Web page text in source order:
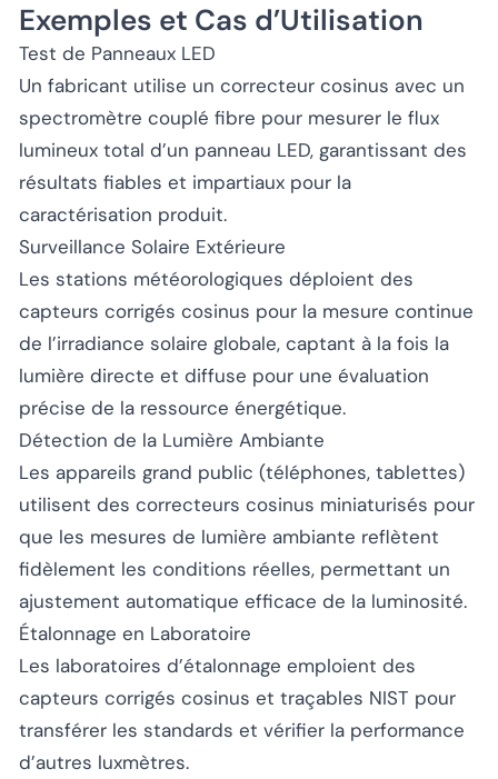
Exemples et Cas d’Utilisation
Test de Panneaux LED
Un fabricant utilise un correcteur cosinus avec un
spectromètre couplé fibre pour mesurer le flux
lumineux total d’un panneau LED, garantissant des
résultats fiables et impartiaux pour la
caractérisation produit.
Surveillance Solaire Extérieure
Les stations météorologiques déploient des
capteurs corrigés cosinus pour la mesure continue
de l’irradiance solaire globale, captant à la fois la
lumière directe et diffuse pour une évaluation
précise de la ressource énergétique.
Détection de la Lumière Ambiante
Les appareils grand public (téléphones, tablettes)
utilisent des correcteurs cosinus miniaturisés pour
que les mesures de lumière ambiante reflètent
fidèlement les conditions réelles, permettant un
ajustement automatique efficace de la luminosité.
Étalonnage en Laboratoire
Les laboratoires d’étalonnage emploient des
capteurs corrigés cosinus et traçables NIST pour
transférer les standards et vérifier la performance
d’autres luxmètres.